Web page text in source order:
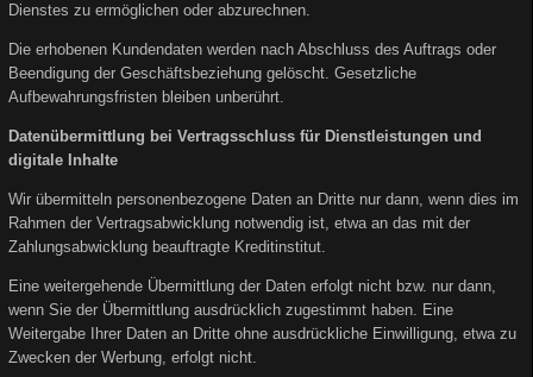
Dienstes zu ermöglichen oder abzurechnen.
Die erhobenen Kundendaten werden nach Abschluss des Auftrags oder
Beendigung der Geschäftsbeziehung gelöscht. Gesetzliche
Aufbewahrungsfristen bleiben unberührt.
Datenübermittlung bei Vertragsschluss für Dienstleistungen und
digitale Inhalte
Wir übermitteln personenbezogene Daten an Dritte nur dann, wenn dies im
Rahmen der Vertragsabwicklung notwendig ist, etwa an das mit der
Zahlungsabwicklung beauftragte Kreditinstitut.
Eine weitergehende Übermittlung der Daten erfolgt nicht bzw. nur dann,
wenn Sie der Übermittlung ausdrücklich zugestimmt haben. Eine
Weitergabe Ihrer Daten an Dritte ohne ausdrückliche Einwilligung, etwa zu
Zwecken der Werbung, erfolgt nicht.